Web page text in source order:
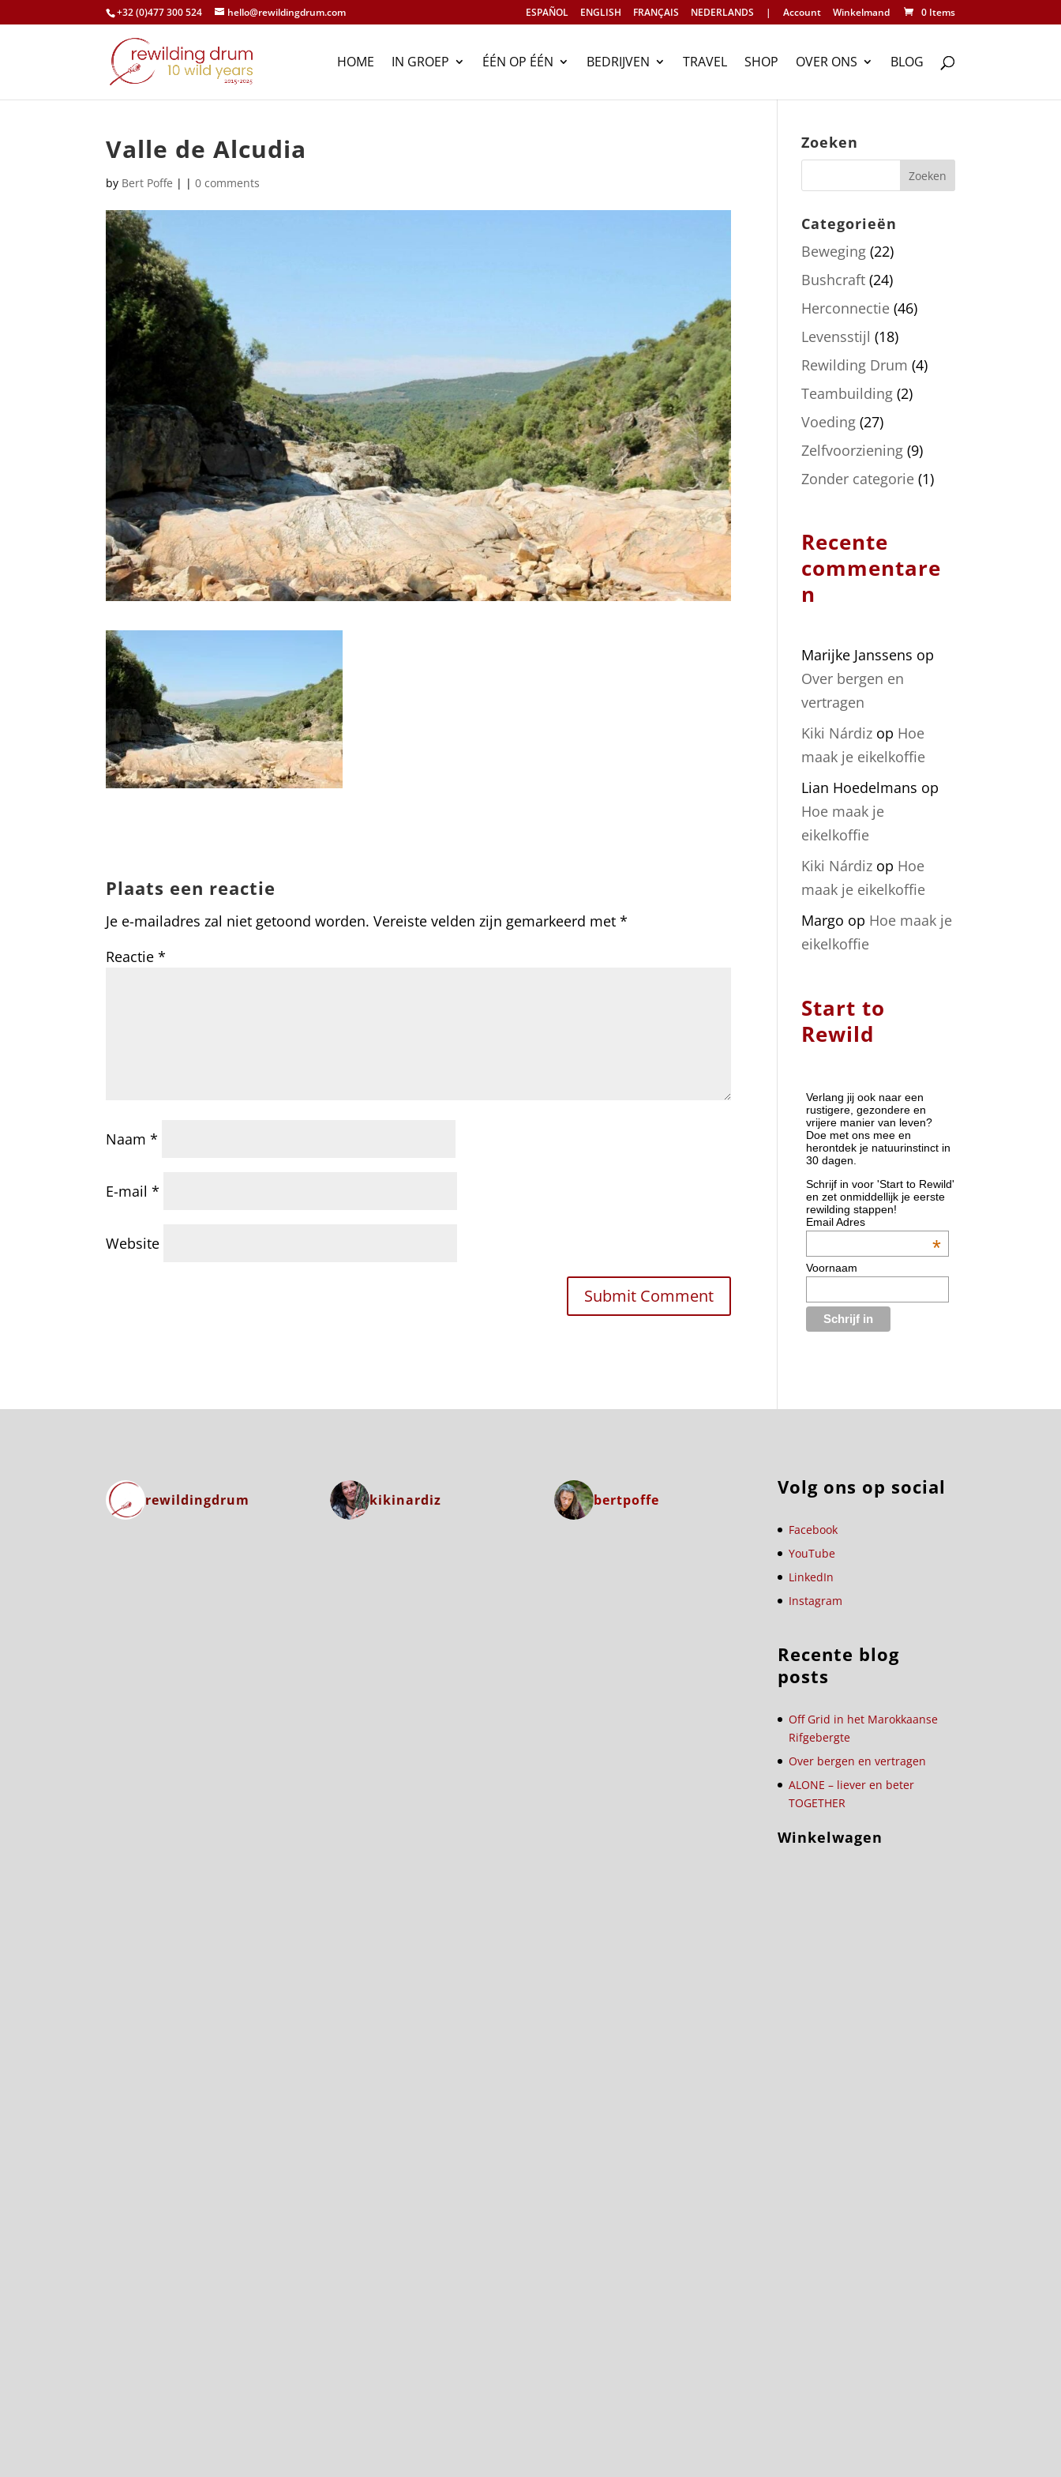
+32 (0)477 300 524 hello@rewildingdrum.com ESPAÑOL ENGLISH FRANÇAIS NEDERLANDS | Account Winkelmand 0 Items
HOME IN GROEP ÉÉN OP ÉÉN BEDRIJVEN TRAVEL SHOP OVER ONS BLOG
Valle de Alcudia
by Bert Poffe | |0 comments
Plaats een reactie
Je e-mailadres zal niet getoond worden. Vereiste velden zijn gemarkeerd met*
Reactie*
Naam*
E-mail*
Website
Zoeken
Categorieën
Beweging (22)
Bushcraft (24)
Herconnectie (46)
Levensstijl (18)
Rewilding Drum (4)
Teambuilding (2)
Voeding (27)
Zelfvoorziening (9)
Zonder categorie (1)
Recente
commentare
n
Marijke Janssens op
Over bergen en
vertragen
Kiki Nárdiz op Hoe
maak je eikelkoffie
Lian Hoedelmans op
Hoe maak je
eikelkoffie
Kiki Nárdiz op Hoe
maak je eikelkoffie
Margo op Hoe maak je
eikelkoffie
Start to
Rewild
Verlang jij ook naar een
rustigere, gezondere en
vrijere manier van leven?
Doe met ons mee en
herontdek je natuurinstinct in
30 dagen.
Schrijf in voor 'Start to Rewild'
en zet onmiddellijk je eerste
rewilding stappen!
Email Adres
*
Voornaam
rewildingdrum kikinardiz bertpoffe
Volg ons op social
Facebook
YouTube
LinkedIn
Instagram
Recente blog
posts
Off Grid in het Marokkaanse
Rifgebergte
Over bergen en vertragen
ALONE – liever en beter
TOGETHER
Winkelwagen